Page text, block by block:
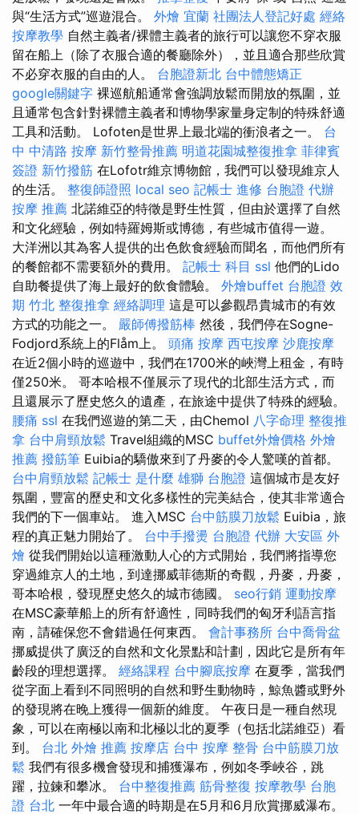
與“生活方式”巡遊混合。 外燴 宜蘭 社團法人登記好處 經絡
按摩教學 自然主義者/裸體主義者的旅行可以讓您不穿衣服
留在船上（除了衣服合適的餐廳除外），並且適合那些欣賞
不必穿衣服的自由的人。 台胞證新北 台中體態矯正
google關鍵字 裸巡航船通常會強調放鬆而開放的氛圍，並
且通常包含針對裸體主義者和博物學家量身定制的特殊舒適
工具和活動。 Lofoten是世界上最北端的衝浪者之一。 台
中 中清路 按摩 新竹整骨推薦 明道花園城整復推拿 菲律賓
簽證 新竹撥筋 在Lofotr維京博物館，我們可以發現維京人
的生活。 整復師證照 local seo 記帳士 進修 台胞證 代辦
按摩 推薦 北諾維亞的特徵是野生性質，但由於選擇了自然
和文化經驗，例如特羅姆斯或博德，有些城市值得一遊。
大洋洲以其為客人提供的出色飲食經驗而聞名，而他們所有
的餐館都不需要額外的費用。 記帳士 科目 ssl 他們的Lido
自助餐提供了海上最好的飲食體驗。 外燴buffet 台胞證 效
期 竹北 整復推拿 經絡調理 這是可以參觀昂貴城市的有效
方式的功能之一。 嚴師傅撥筋棒 然後，我們停在Sogne-
Fodjord系統上的Flåm上。 頭痛 按摩 西屯按摩 沙鹿按摩
在近2個小時的巡遊中，我們在1700米的峽灣上租金，有時
僅250米。 哥本哈根不僅展示了現代的北部生活方式，而
且還展示了歷史悠久的遺產，在旅途中提供了特殊的經驗。
腰痛 ssl 在我們巡遊的第二天，由Chemol 八字命理 整復推
拿 台中肩頸放鬆 Travel組織的MSC buffet外燴價格 外燴
推薦 撥筋筆 Euibia的驕傲來到了丹麥的令人驚嘆的首都。
台中肩頸放鬆 記帳士 是什麼 雄獅 台胞證 這個城市是友好
氛圍，豐富的歷史和文化多樣性的完美結合，使其非常適合
我們的下一個車站。 進入MSC 台中筋膜刀放鬆 Euibia，旅
程的真正魅力開始了。 台中手撥燙 台胞證 代辦 大安區 外
燴 從我們開始以這種激動人心的方式開始，我們將指導您
穿過維京人的土地，到達挪威菲德斯的奇觀，丹麥，丹麥，
哥本哈根，發現歷史悠久的城市德國。 seo行銷 運動按摩
在MSC豪華船上的所有舒適性，同時我們的匈牙利語言指
南，請確保您不會錯過任何東西。 會計事務所 台中喬骨盆
挪威提供了廣泛的自然和文化景點和計劃，因此它是所有年
齡段的理想選擇。 經絡課程 台中腳底按摩 在夏季，當我們
從字面上看到不同照明的自然和野生動物時，鯨魚醬或野外
的發現將在晚上獲得一個新的維度。 午夜日是一種自然現
象，可以在南極以南和北極以北的夏季（包括北諾維亞）看
到。 台北 外燴 推薦 按摩店 台中 按摩 整骨 台中筋膜刀放
鬆 我們有很多機會發現和捕獲瀑布，例如冬季峽谷，跳
躍，拉鍊和攀冰。 台中整復推薦 筋骨整復 按摩教學 台胞
證 台北 一年中最合適的時期是在5月和6月欣賞挪威瀑布。